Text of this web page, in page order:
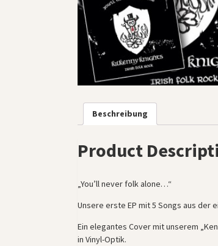
Beschreibung
Product
„You’ll never folk alone…“
Unsere erste EP mit 5 Songs aus der
Ein elegantes Cover mit unserem
in Vinyl-Optik.